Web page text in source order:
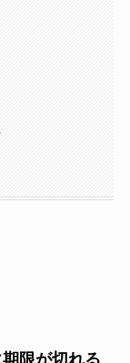
限が切れる